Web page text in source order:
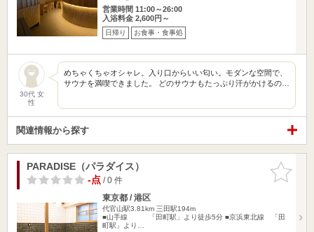
営業時間 11:00～26:00
入浴料金 2,600円～
日帰り お食事・食事処
30代 女
性
めちゃくちゃオシャレ。入り口からいい匂い。モダンな空間で、
サウナを満喫できました。 どのサウナもたっぷり汗がかけるの…
関連情報から探す
お気に入
りに追加
PARADISE（パラダイス）
-点/ 0 件
東京都 / 港区
代官山駅3.81km 三田駅194m
■山手線 「田町駅」より徒歩5分 ■京浜東北線 「田
町駅」より…